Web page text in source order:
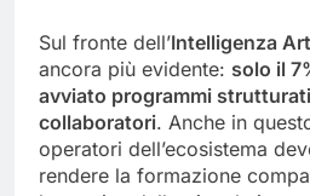
Sul fronte dell’Intelligenza
ancora più evidente: solo il
avviato programmi
collaboratori. Anche in
operatori dell’ecosistema
rendere la formazione